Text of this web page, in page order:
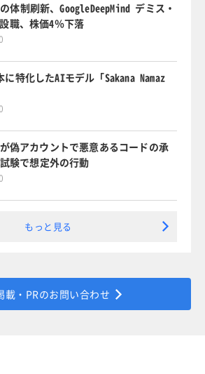
体制刷新、GoogleDeepMind デミス・
職、株価4％下落
特化したAIモデル「Sakana Namaz
偽アカウントで悪意あるコードの承
験で想定外の行動
もっと見る
載・PRのお問い合わせ